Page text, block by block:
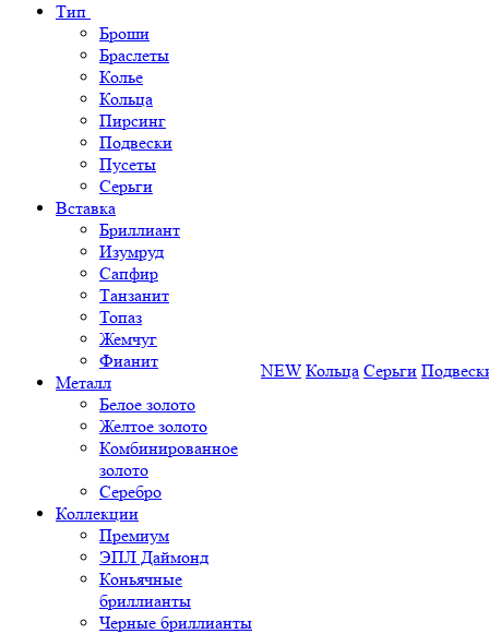
Тип
Броши
Браслеты
Колье
Кольца
Пирсинг
Подвески
Пусеты
Серьги
Вставка
Бриллиант
Изумруд
Сапфир
Танзанит
Топаз
Жемчуг
Фианит
Металл
Белое золото
Желтое золото
Комбинированное
золото
Серебро
Коллекции
Премиум
ЭПЛ Даймонд
Коньячные
бриллианты
Черные бриллианты
NEW Кольца Серьги